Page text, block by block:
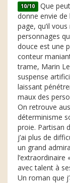
10/10 Que
donne envie
page, qu’il
personnages
douce est une
conteur
trame, Marin
suspense
laissant
maux des
On retrouve
déterminisme
proie. Partisan
j’ai plus de
un grand
l’extraordinaire
avec talent à
Un roman que